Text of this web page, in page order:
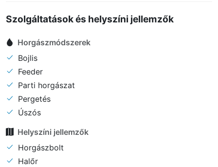
Szolgáltatások és helyszíni jellemzők
Horgászmódszerek
Bojlis
Feeder
Parti horgászat
Pergetés
Úszós
Helyszíni jellemzők
Horgászbolt
Halőr